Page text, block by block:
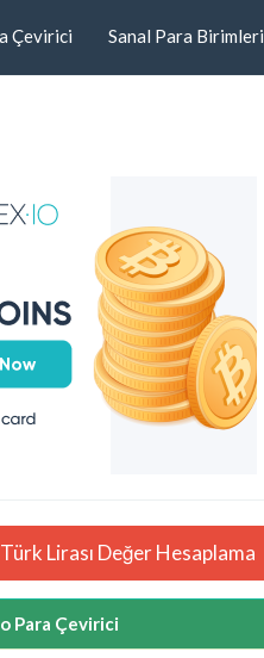
Çevirici Sanal Para Birimleri
Lirası Değer Hesaplama
Para Çevirici